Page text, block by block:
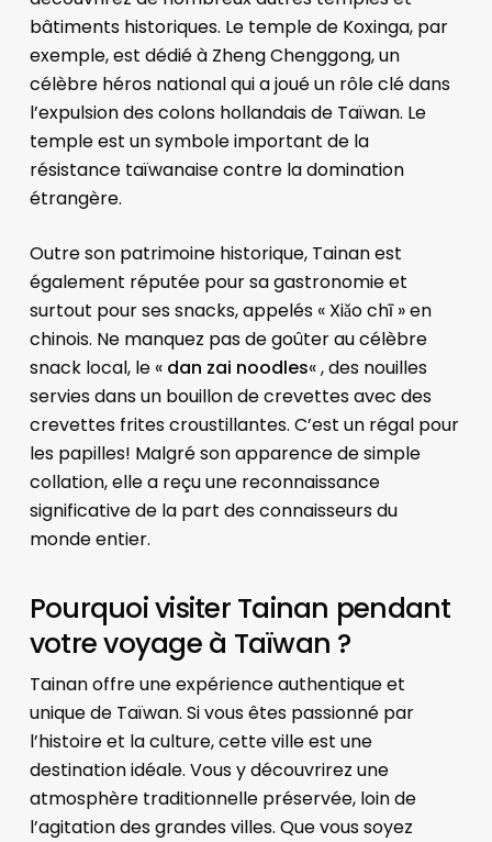
bâtiments historiques. Le temple de Koxinga, par
exemple, est dédié à Zheng Chenggong, un
célèbre héros national qui a joué un rôle clé dans
l’expulsion des colons hollandais de Taïwan. Le
temple est un symbole important de la
résistance taïwanaise contre la domination
étrangère.
Outre son patrimoine historique, Tainan est
également réputée pour sa gastronomie et
surtout pour ses snacks, appelés « Xiǎo chī » en
chinois. Ne manquez pas de goûter au célèbre
snack local, le « dan zai noodles« , des nouilles
servies dans un bouillon de crevettes avec des
crevettes frites croustillantes. C’est un régal pour
les papilles! Malgré son apparence de simple
collation, elle a reçu une reconnaissance
significative de la part des connaisseurs du
monde entier.
Pourquoi visiter Tainan pendant
votre voyage à Taïwan ?
Tainan offre une expérience authentique et
unique de Taïwan. Si vous êtes passionné par
l’histoire et la culture, cette ville est une
destination idéale. Vous y découvrirez une
atmosphère traditionnelle préservée, loin de
l’agitation des grandes villes. Que vous soyez